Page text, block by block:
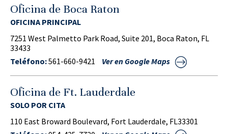
Oficina de Boca Raton
OFICINA PRINCIPAL
7251 West Palmetto Park Road, Suite 201, Boca Raton, FL
33433
Teléfono:561-660-9421 Ver en Google Maps
Oficina de Ft. Lauderdale
SOLO POR CITA
110 East Broward Boulevard, Fort Lauderdale, FL33301